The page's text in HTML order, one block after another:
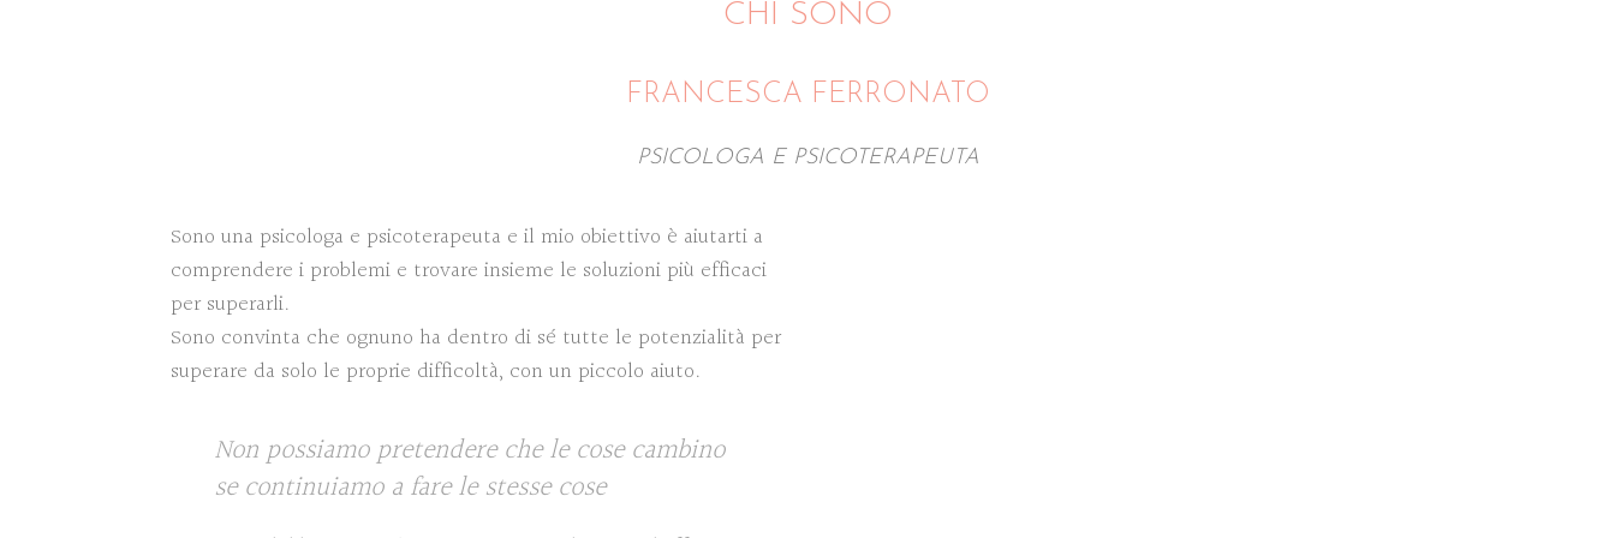
CHI SONO
FRANCESCA FERRONATO
PSICOLOGA E PSICOTERAPEUTA
Sono una psicologa e psicoterapeuta e il mio obiettivo è aiutarti a
comprendere i problemi e trovare insieme le soluzioni più efficaci
per superarli.
Sono convinta che ognuno ha dentro di sé tutte le potenzialità per
superare da solo le proprie difficoltà, con un piccolo aiuto.
Non possiamo pretendere che le cose cambino
se continuiamo a fare le stesse cose